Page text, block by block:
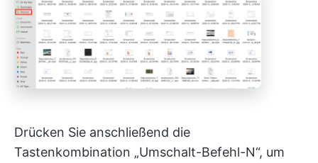
Drücken Sie anschließend die
Tastenkombination „Umschalt-Befehl-N“, um